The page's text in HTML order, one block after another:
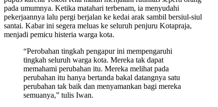
pada umumnya. Ketika matahari terbenam, ia menyudahi
pekerjaannya lalu pergi berjalan ke kedai arak sambil bersiul-siul
santai. Kabar ini segera meluas ke seluruh penjuru Kotapraja,
menjadi pemicu histeria warga kota.
“Perobahan tingkah pengapur ini mempengaruhi
tingkah seluruh warga kota. Mereka tak dapat
memahami perubahan itu. Mereka melihat pada
perubahan itu hanya bertanda bakal datangnya satu
perubahan tak baik dan menyamankan bagi mereka
semuanya,” tulis Iwan.